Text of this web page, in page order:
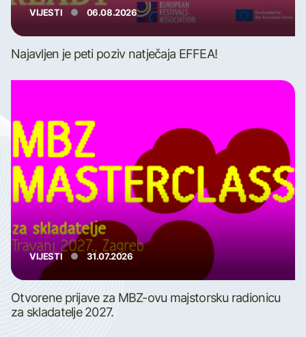
VIJESTI 06.08.2026
Najavljen je peti poziv natječaja EFFEA!
VIJESTI 31.07.2026
Otvorene prijave za MBZ-ovu majstorsku radionicu
za skladatelje 2027.